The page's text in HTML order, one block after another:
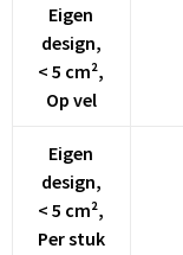
Eigen
design,
< 5 cm²,
Op vel
Eigen
design,
< 5 cm²,
Per stuk